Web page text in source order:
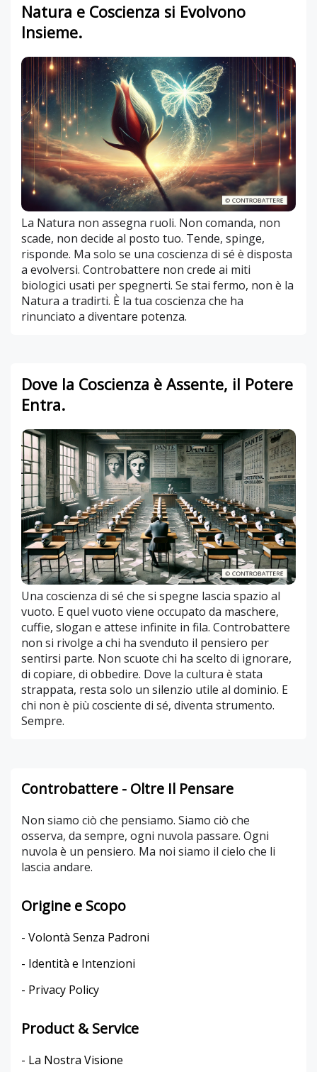
Natura e Coscienza si Evolvono
Insieme.
La Natura non assegna ruoli. Non comanda, non
scade, non decide al posto tuo. Tende, spinge,
risponde. Ma solo se una coscienza di sé è disposta
a evolversi. Controbattere non crede ai miti
biologici usati per spegnerti. Se stai fermo, non è la
Natura a tradirti. È la tua coscienza che ha
rinunciato a diventare potenza.
Dove la Coscienza è Assente, il Potere
Entra.
Una coscienza di sé che si spegne lascia spazio al
vuoto. E quel vuoto viene occupato da maschere,
cuffie, slogan e attese infinite in fila. Controbattere
non si rivolge a chi ha svenduto il pensiero per
sentirsi parte. Non scuote chi ha scelto di ignorare,
di copiare, di obbedire. Dove la cultura è stata
strappata, resta solo un silenzio utile al dominio. E
chi non è più cosciente di sé, diventa strumento.
Sempre.
Controbattere - Oltre Il Pensare
Non siamo ciò che pensiamo. Siamo ciò che
osserva, da sempre, ogni nuvola passare. Ogni
nuvola è un pensiero. Ma noi siamo il cielo che li
lascia andare.
Origine e Scopo
- Volontà Senza Padroni
- Identità e Intenzioni
- Privacy Policy
Product & Service
- La Nostra Visione